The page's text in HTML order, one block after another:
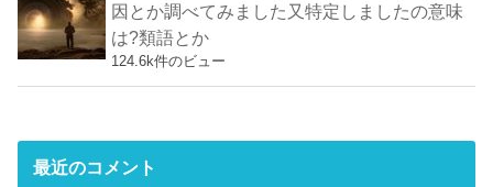
因とか調べてみました又特定しましたの意味
は?類語とか
124.6k件のビュー
最近のコメント